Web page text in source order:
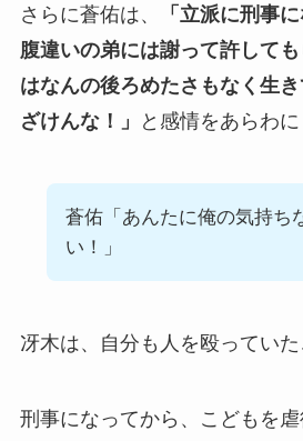
さらに蒼佑は、
「立派に刑事
腹違いの弟には謝って許して
はなんの後ろめたさもなく生
ざけんな！」
と感情をあらわに
蒼佑「あんたに俺の気持ち
い！」
冴木は、自分も人を殴っていた
刑事になってから、こどもを